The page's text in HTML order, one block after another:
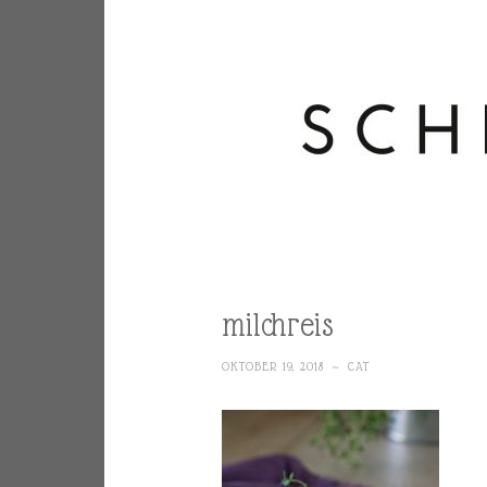
milchreis
OKTOBER 19, 2018 ~ CAT